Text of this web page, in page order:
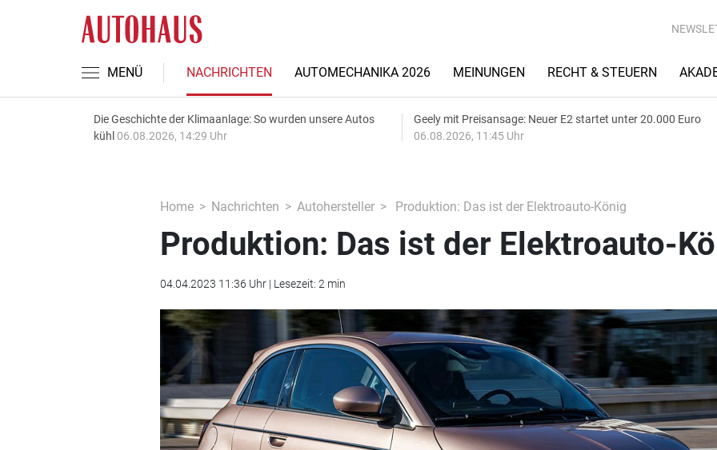
MENÜ NACHRICHTEN AUTOMECHANIKA 2026 MEINUNGEN RECHT & STEUERN
Die Geschichte der Klimaanlage: So wurden unsere Autos
kühl 06.08.2026, 14:29 Uhr
Geely mit Preisansage: Neuer E2 startet unter 20.000 Euro
06.08.2026, 11:45 Uhr
Home Nachrichten Autohersteller Produktion: Das ist der Elektroauto-König
Produktion: Das ist der Elektroauto-
04.04.2023 11:36 Uhr | Lesezeit: 2 min